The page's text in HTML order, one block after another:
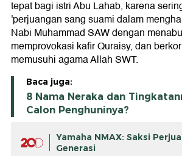
tepat bagi istri Abu Lahab, karena
'perjuangan sang suami dalam
Nabi Muhammad SAW dengan
memprovokasi kafir Quraisy, dan
memusuhi agama Allah SWT.
Baca juga:
8 Nama Neraka dan
Calon Penghuninya?
Yamaha NMAX: Saksi
Generasi